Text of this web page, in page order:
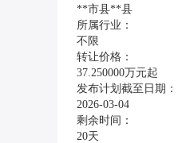
**市县**县
所属行业：
不限
转让价格：
37.250000万元起
发布计划截至日期：
2026-03-04
剩余时间：
20天